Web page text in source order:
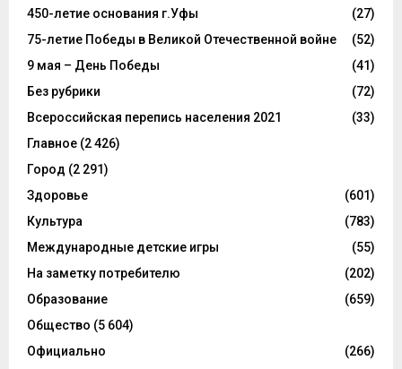
450-летие основания г.Уфы
(27)
75-летие Победы в Великой Отечественной войне
(52)
9 мая – День Победы
(41)
Без рубрики
(72)
Всероссийская перепись населения 2021
(33)
Главное (2 426)
Город (2 291)
Здоровье
(601)
Культура
(783)
Международные детские игры
(55)
На заметку потребителю
(202)
Образование
(659)
Общество (5 604)
Официально
(266)